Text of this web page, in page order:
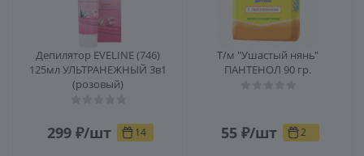
Депилятор EVELINE (746)
125мл УЛЬТРАНЕЖНЫЙ 3в1
(розовый)
299 ₽/шт 14
Т/м "Ушастый нянь"
ПАНТЕНОЛ 90 гр.
55 ₽/шт 2